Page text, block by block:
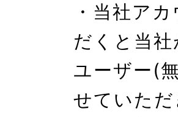
・当社ア
だくと当
ユーザー(
せていた